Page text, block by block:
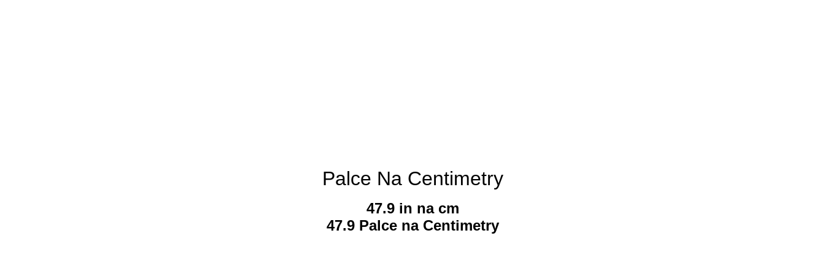
Palce Na Centimetry
47.9 in na cm
47.9 Palce na Centimetry